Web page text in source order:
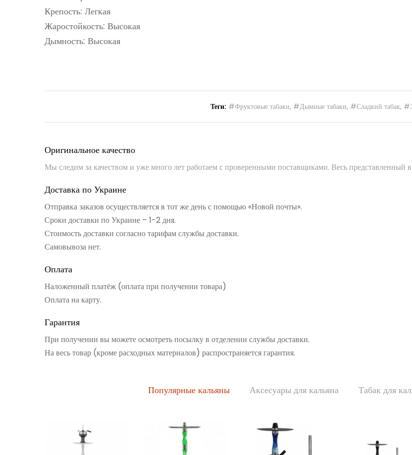
Крепость: Легкая
Жаростойкость: Высокая
Дымность: Высокая
Теги: #Фруктовые табаки, #Дымные табаки, #Сладкий табак,
Оригинальное качество
Мы следим за качеством и уже много лет работаем с проверенными поставщиками. Весь представленный
Доставка по Украине
Отправка заказов осуществляется в тот же день с помощью «Новой почты».
Сроки доставки по Украине – 1-2 дня.
Стоимость доставки согласно тарифам службы доставки.
Самовывоза нет.
Оплата
Наложенный платёж (оплата при получении товара)
Оплата на карту.
Гарантия
При получении вы можете осмотреть посылку в отделении службы доставки.
На весь товар (кроме расходных материалов) распространяется гарантия.
Популярные кальяны Аксесуары для кальяна Табак для